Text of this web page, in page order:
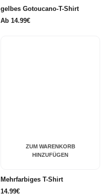
gelbes Gotoucano-T-Shirt
Ab 14.99€
ZUM WARENKORB
HINZUFÜGEN
Mehrfarbiges T-Shirt
14.99€